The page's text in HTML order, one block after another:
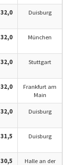
32,0 Duisburg
32,0 München
32,0 Stuttgart
32,0
Frankfurt am
Main
32,0 Duisburg
31,5 Duisburg
30,5
Halle an der